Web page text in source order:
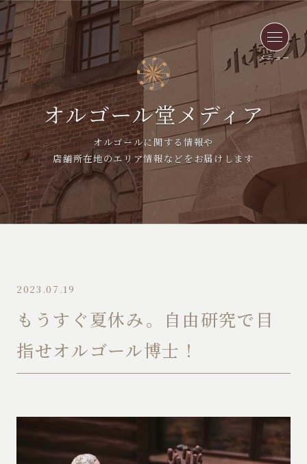
メニュー
オルゴール堂メディア
オルゴールに関する情報や
店舗所在地のエリア情報などをお届けします
2023.07.19
もうすぐ夏休み。自由研究で目
指せオルゴール博士！